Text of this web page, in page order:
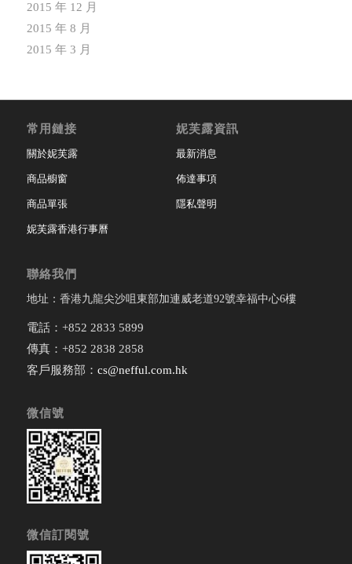
2015 年 12 月
2015 年 8 月
2015 年 3 月
常用鏈接
關於妮芙露
商品櫥窗
商品單張
妮芙露香港行事曆
妮芙露資訊
最新消息
佈達事項
隱私聲明
聯絡我們
地址：香港九龍尖沙咀東部加連威老道92號幸福中心6樓
電話：+852 2833 5899
傳真：+852 2838 2858
客戶服務部： cs@nefful.com.hk
微信號
微信訂閱號